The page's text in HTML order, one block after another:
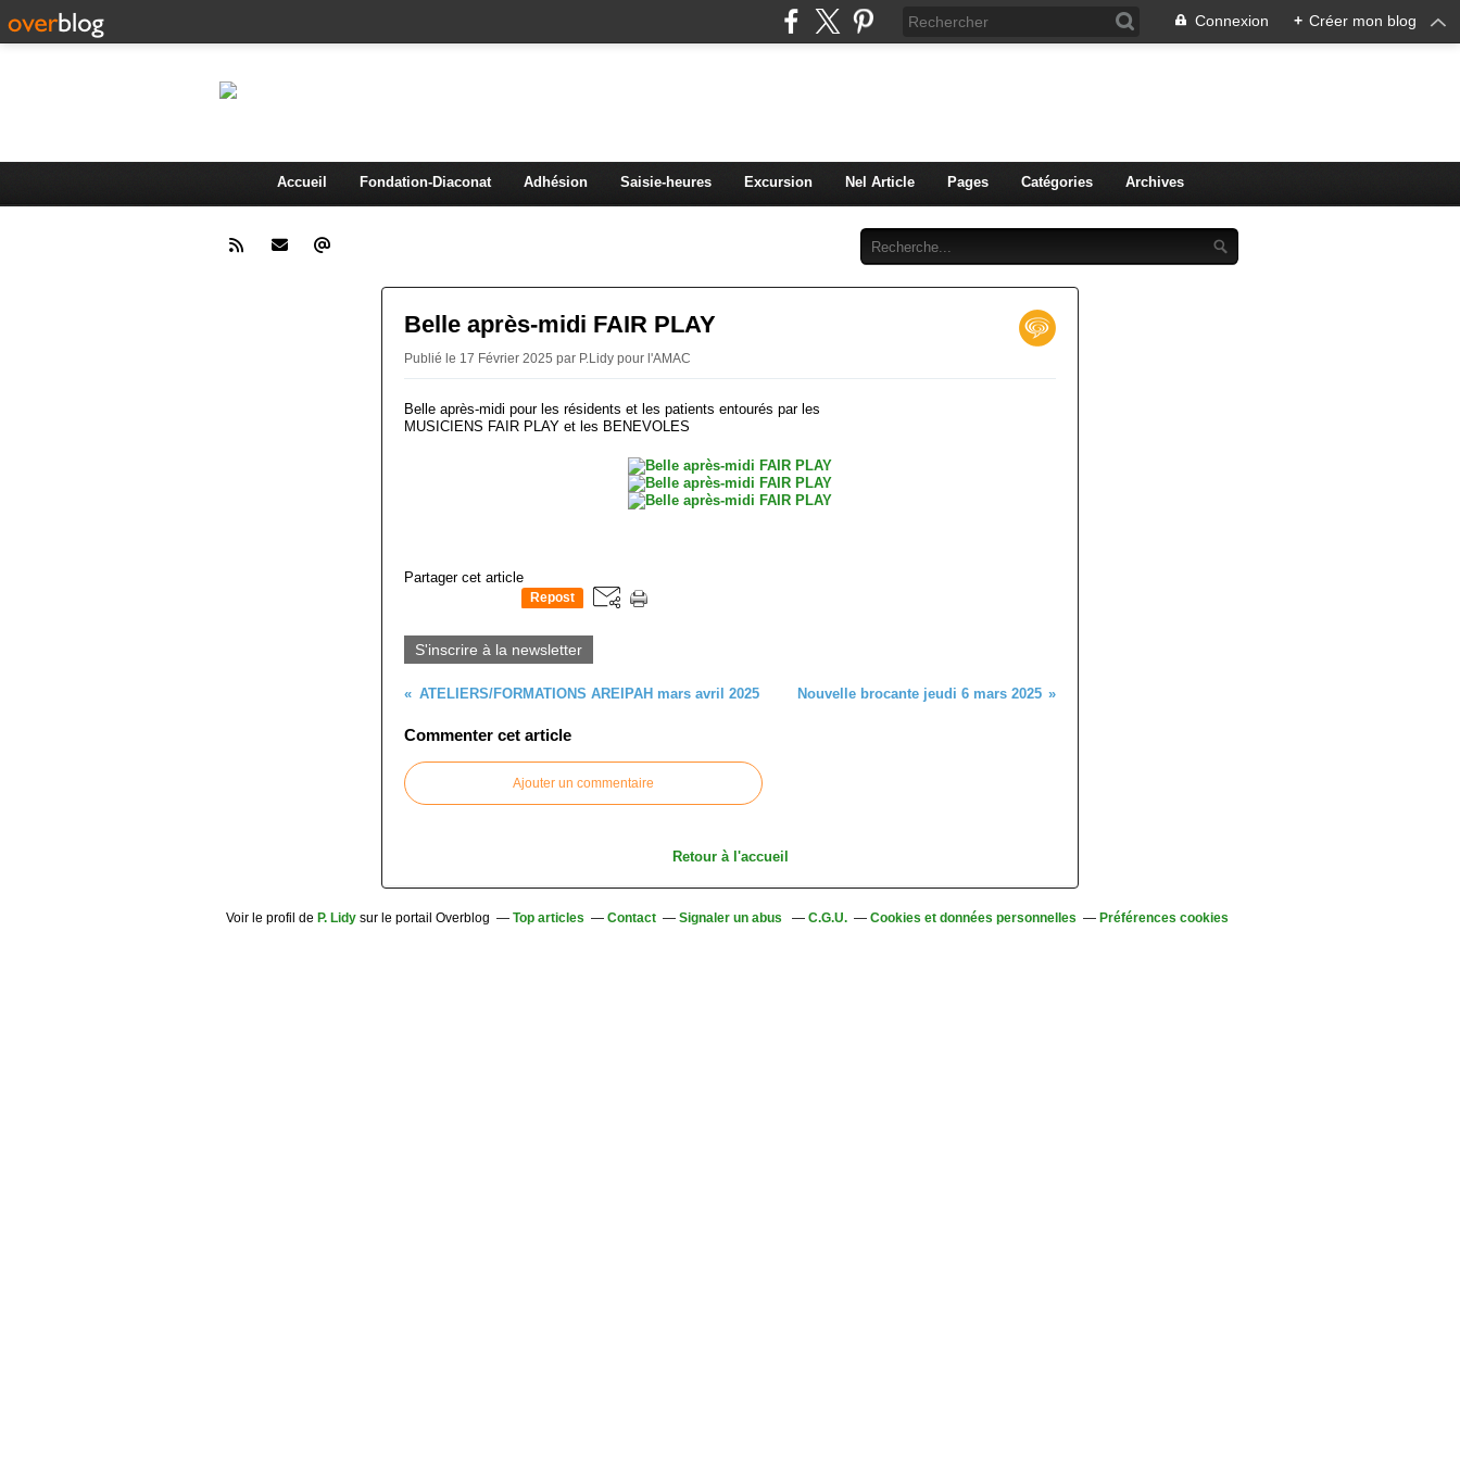
Connexion + Créer mon blog
Accueil Fondation-Diaconat Adhésion Saisie-heures Excursion Nel Article Pages Catégories Archives
Belle après-midi FAIR PLAY
Publié le 17 Février 2025 par P.Lidy pour l'AMAC
Belle après-midi pour les résidents et les patients entourés par les
MUSICIENS FAIR PLAY et les BENEVOLES
Partager cet article
Repost
S'inscrire à la newsletter
ATELIERS/FORMATIONS AREIPAH mars avril 2025 Nouvelle brocante jeudi 6 mars 2025
Commenter cet article
Ajouter un commentaire
Retour à l'accueil
Voir le profil de P. Lidysur le portail Overblog Top articles Contact Signaler un abus C.G.U. Cookies et données personnelles Préférences cookies